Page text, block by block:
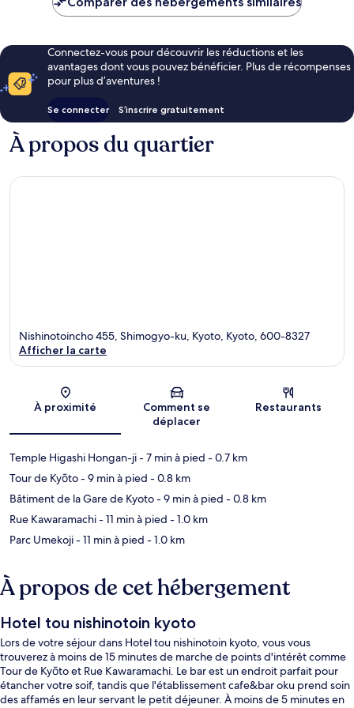
de
Connectez-vous pour découvrir les réductions et les
avantages dont vous pouvez bénéficier. Plus de récompenses
pour plus d’aventures !
Se connecter S’inscrire gratuitement
À propos du quartier
Carte
Nishinotoincho 455, Shimogyo-ku, Kyoto, Kyoto, 600-8327
Afficher la carte
À proximité
Comment se
déplacer
Restaurants
Temple Higashi Hongan-ji- 7 min à pied - 0.7 km
Tour de Kyōto- 9 min à pied - 0.8 km
Bâtiment de la Gare de Kyoto- 9 min à pied - 0.8 km
Rue Kawaramachi- 11 min à pied - 1.0 km
Parc Umekoji- 11 min à pied - 1.0 km
À propos de cet hébergement
Hotel tou nishinotoin kyoto
Lors de votre séjour dans Hotel tou nishinotoin kyoto, vous vous
trouverez à moins de 15 minutes de marche de points d'intérêt comme
Tour de Kyōto et Rue Kawaramachi. Le bar est un endroit parfait pour
étancher votre soif, tandis que l'établissement cafe&bar oku prend soin
des affamés en leur servant le petit déjeuner. À moins de 5 minutes en